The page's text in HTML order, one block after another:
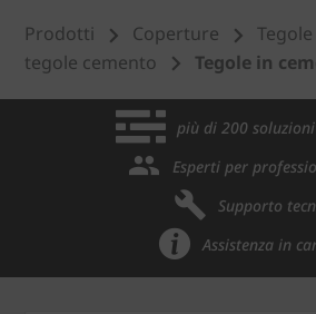
Prodotti Coperture
tegole cemento
Tegole in
più di 200
Esperti per
Supporto
Assistenza in